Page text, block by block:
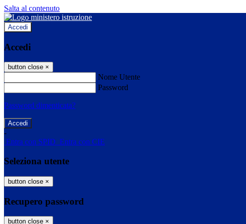
Salta al contenuto
Accedi
Accedi
button close ×
Nome Utente
Password
Password dimenticata?
-
Entra con SPID Entra con CIE
Seleziona utente
button close ×
Recupero password
button close ×